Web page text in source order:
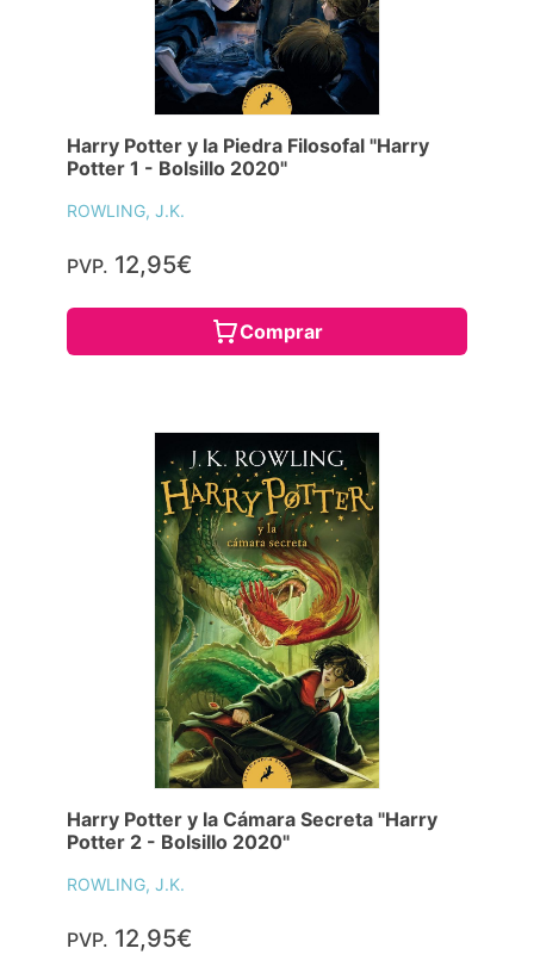
Harry Potter y la Piedra Filosofal "Harry
Potter 1 - Bolsillo 2020"
ROWLING, J.K.
PVP. 12,95€
Comprar
Harry Potter y la Cámara Secreta "Harry
Potter 2 - Bolsillo 2020"
ROWLING, J.K.
PVP. 12,95€